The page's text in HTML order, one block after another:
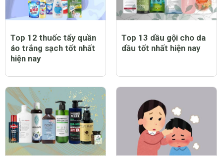
Top 12 thuốc tẩy quần
áo trắng sạch tốt nhất
hiện nay
Top 13 dầu gội cho da
dầu tốt nhất hiện nay